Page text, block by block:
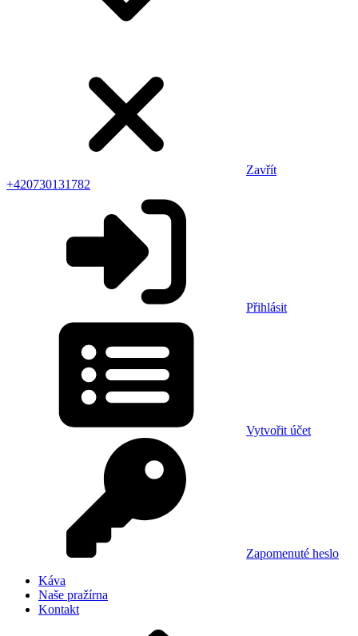
Zavřít
+420730131782
Přihlásit
Vytvořit účet
Zapomenuté heslo
Káva
Naše pražírna
Kontakt